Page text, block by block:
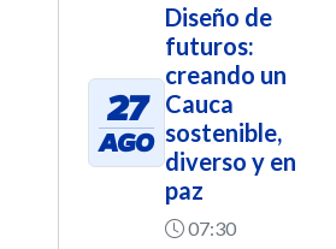
27
AGO
Diseño de
futuros:
creando un
Cauca
sostenible,
diverso y en
paz
07:30